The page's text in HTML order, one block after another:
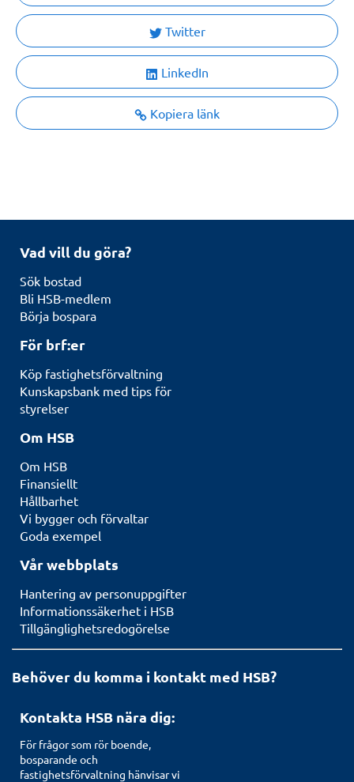
Twitter
LinkedIn
Kopiera länk
Vad vill du göra?
Sök bostad
Bli HSB-medlem
Börja bospara
För brf:er
Köp fastighetsförvaltning
Kunskapsbank med tips för
styrelser
Om HSB
Om HSB
Finansiellt
Hållbarhet
Vi bygger och förvaltar
Goda exempel
Vår webbplats
Hantering av personuppgifter
Informationssäkerhet i HSB
Tillgänglighetsredogörelse
Behöver du komma i kontakt med HSB?
Kontakta HSB nära dig:
För frågor som rör boende,
bosparande och
fastighetsförvaltning hänvisar vi